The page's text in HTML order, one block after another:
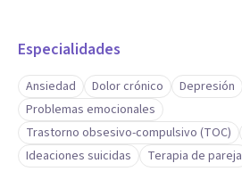
Especialidades
Ansiedad Dolor crónico Depresión
Problemas emocionales
Trastorno obsesivo-compulsivo (TOC)
Ideaciones suicidas
Terapia de pareja